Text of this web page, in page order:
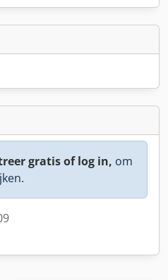
gratis of log in, om